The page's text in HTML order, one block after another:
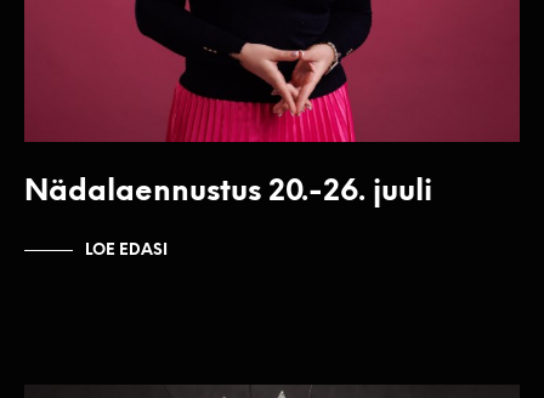
Nädalaennustus 20.-26. juuli
LOE EDASI